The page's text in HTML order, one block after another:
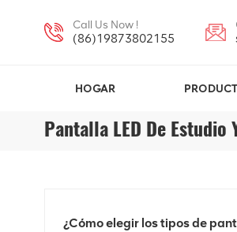
Call Us Now !
(86)19873802155
HOGAR
Pantalla LED De Estudio
¿Cómo elegir los tipos de